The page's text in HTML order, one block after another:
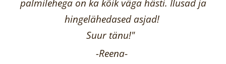
palmilehega on ka kõik väga hästi. Ilusad ja
hingelähedased asjad!
Suur tänu!"
-Reena-